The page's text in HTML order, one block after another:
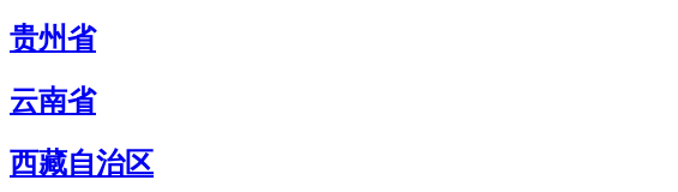
贵州省
云南省
西藏自治区